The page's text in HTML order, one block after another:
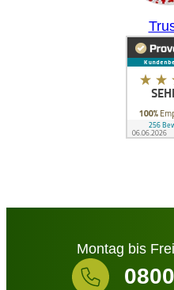
Montag bis